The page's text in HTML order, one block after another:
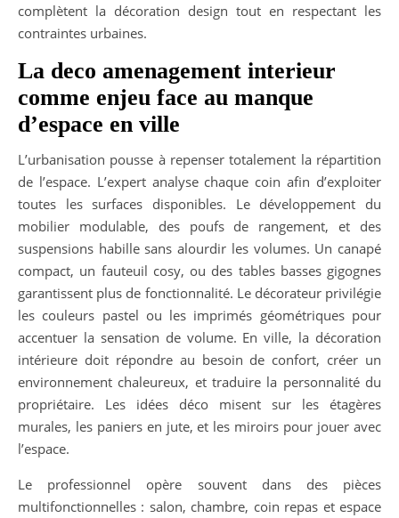
complètent la décoration design tout en respectant les
contraintes urbaines.
La deco amenagement interieur
comme enjeu face au manque
d’espace en ville
L’urbanisation pousse à repenser totalement la répartition
de l’espace. L’expert analyse chaque coin afin d’exploiter
toutes les surfaces disponibles. Le développement du
mobilier modulable, des poufs de rangement, et des
suspensions habille sans alourdir les volumes. Un canapé
compact, un fauteuil cosy, ou des tables basses gigognes
garantissent plus de fonctionnalité. Le décorateur privilégie
les couleurs pastel ou les imprimés géométriques pour
accentuer la sensation de volume. En ville, la décoration
intérieure doit répondre au besoin de confort, créer un
environnement chaleureux, et traduire la personnalité du
propriétaire. Les idées déco misent sur les étagères
murales, les paniers en jute, et les miroirs pour jouer avec
l’espace.
Le professionnel opère souvent dans des pièces
multifonctionnelles : salon, chambre, coin repas et espace